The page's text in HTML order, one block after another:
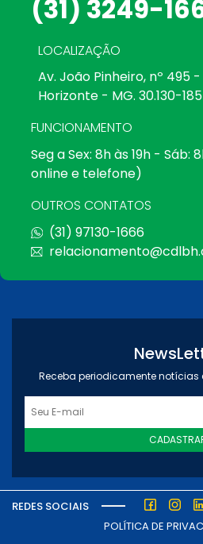
(31) 3249-
LOCALIZAÇÃO
Av. João Pinheiro, nº 495
Horizonte - MG. 30.130-185
FUNCIONAMENTO
Seg a Sex: 8h às 19h - Sáb:
online e telefone)
OUTROS CONTATOS
(31) 97130-1666
Receba periodicamente notícias
REDES SOCIAIS
POLÍTICA DE